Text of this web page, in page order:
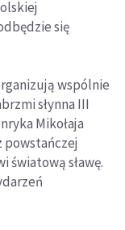
się
wspólnie
słynna III
Mikołaja
powstańczej
światową sławę.